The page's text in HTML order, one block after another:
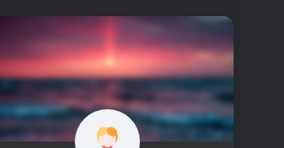
流群，比如娃圈跺网，这样可以更快地
获取信息，也能和其他玩家交流心得，
对于新手来说非常有帮助。
找妆师补妆或者重新定制。
关节松了可以调弹力绳，关节不顺滑的
话用砂纸轻磨，再涂点硅油。平时多给
娃换衣服、换假发，拍照时还能摆出各
种姿势。有时间的话，可以自己动手做
小场景，超有成就感！
最重要的是，养娃是为了开心，不用比
价格和数量，找到自己喜欢的风格，享
受和娃互动的过程就好啦！